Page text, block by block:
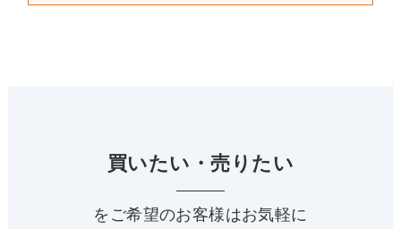
買いたい・売りたい
をご希望のお客様はお気軽に